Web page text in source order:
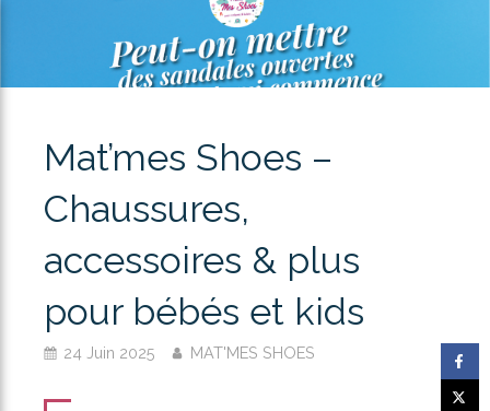
Mat’mes Shoes –
Chaussures,
accessoires & plus
pour bébés et kids
24 Juin 2025 MAT'MES SHOES